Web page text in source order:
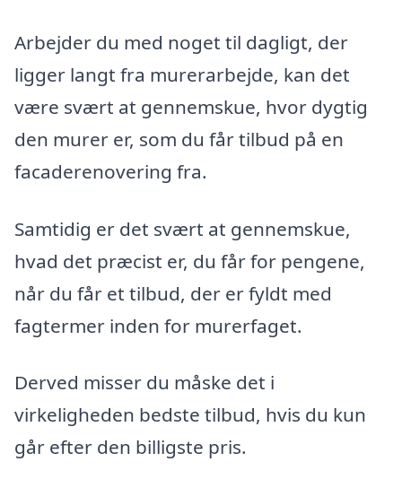
Arbejder du med noget til dagligt, der
ligger langt fra murerarbejde, kan det
være svært at gennemskue, hvor dygtig
den murer er, som du får tilbud på en
facaderenovering fra.
Samtidig er det svært at gennemskue,
hvad det præcist er, du får for pengene,
når du får et tilbud, der er fyldt med
fagtermer inden for murerfaget.
Derved misser du måske det i
virkeligheden bedste tilbud, hvis du kun
går efter den billigste pris.